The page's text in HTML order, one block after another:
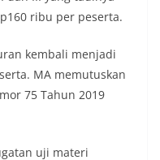
ribu per peserta.
kembali menjadi
MA memutuskan
75 Tahun 2019
uji materi